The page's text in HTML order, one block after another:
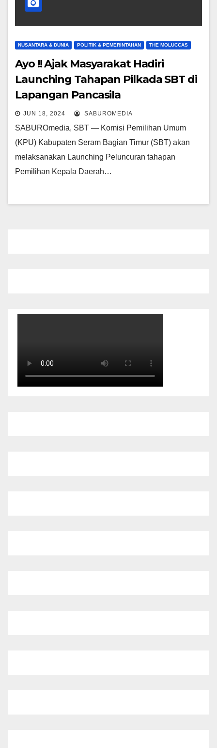
NUSANTARA & DUNIA POLITIK & PEMERINTAHAN THE MOLUCCAS
Ayo !! Ajak Masyarakat Hadiri
Launching Tahapan Pilkada SBT di
Lapangan Pancasila
JUN 18, 2024 SABUROMEDIA
SABUROmedia, SBT — Komisi Pemilihan Umum
(KPU) Kabupaten Seram Bagian Timur (SBT) akan
melaksanakan Launching Peluncuran tahapan
Pemilihan Kepala Daerah…